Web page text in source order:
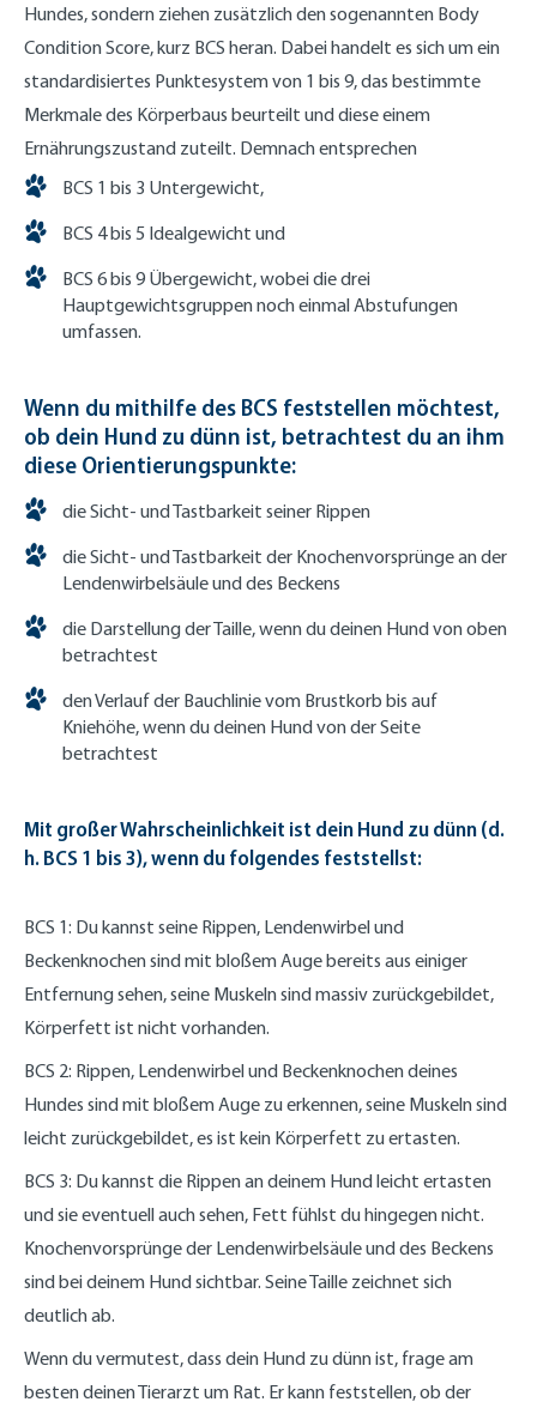
Hundes, sondern ziehen zusätzlich den sogenannten Body
Condition Score, kurz BCS heran. Dabei handelt es sich um ein
standardisiertes Punktesystem von 1 bis 9, das bestimmte
Merkmale des Körperbaus beurteilt und diese einem
Ernährungszustand zuteilt. Demnach entsprechen
BCS 1 bis 3 Untergewicht,
BCS 4 bis 5 Idealgewicht und
BCS 6 bis 9 Übergewicht, wobei die drei
Hauptgewichtsgruppen noch einmal Abstufungen
umfassen.
Wenn du mithilfe des BCS feststellen möchtest,
ob dein Hund zu dünn ist, betrachtest du an ihm
diese Orientierungspunkte:
die Sicht- und Tastbarkeit seiner Rippen
die Sicht- und Tastbarkeit der Knochenvorsprünge an der
Lendenwirbelsäule und des Beckens
die Darstellung der Taille, wenn du deinen Hund von oben
betrachtest
den Verlauf der Bauchlinie vom Brustkorb bis auf
Kniehöhe, wenn du deinen Hund von der Seite
betrachtest
Mit großer Wahrscheinlichkeit ist dein Hund zu dünn (d.
h. BCS 1 bis 3), wenn du folgendes feststellst:
BCS 1: Du kannst seine Rippen, Lendenwirbel und
Beckenknochen sind mit bloßem Auge bereits aus einiger
Entfernung sehen, seine Muskeln sind massiv zurückgebildet,
Körperfett ist nicht vorhanden.
BCS 2: Rippen, Lendenwirbel und Beckenknochen deines
Hundes sind mit bloßem Auge zu erkennen, seine Muskeln sind
leicht zurückgebildet, es ist kein Körperfett zu ertasten.
BCS 3: Du kannst die Rippen an deinem Hund leicht ertasten
und sie eventuell auch sehen, Fett fühlst du hingegen nicht.
Knochenvorsprünge der Lendenwirbelsäule und des Beckens
sind bei deinem Hund sichtbar. Seine Taille zeichnet sich
deutlich ab.
Wenn du vermutest, dass dein Hund zu dünn ist, frage am
besten deinen Tierarzt um Rat. Er kann feststellen, ob der